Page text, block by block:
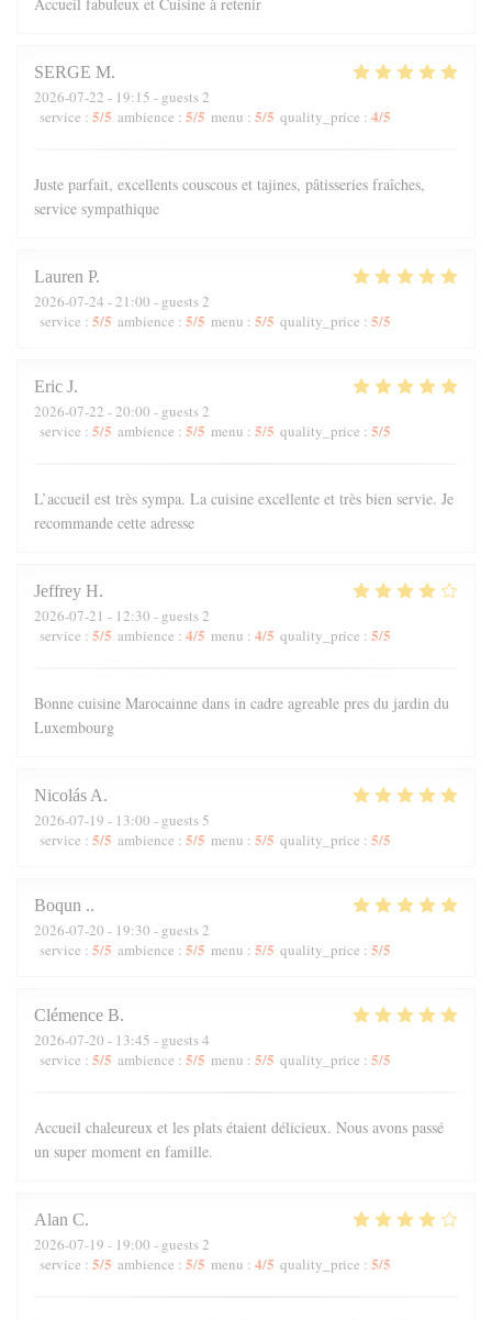
Accueil fabuleux et Cuisine à retenir
SERGE M
2026-07-22 - 19:15 - guests 2
service : 5/5 ambience : 5/5 menu : 5/5 quality_price : 4/5
Juste parfait, excellents couscous et tajines, pâtisseries fraîches,
service sympathique
Lauren P
2026-07-24 - 21:00 - guests 2
service : 5/5 ambience : 5/5 menu : 5/5 quality_price : 5/5
Eric J
2026-07-22 - 20:00 - guests 2
service : 5/5 ambience : 5/5 menu : 5/5 quality_price : 5/5
L’accueil est très sympa. La cuisine excellente et très bien servie. Je
recommande cette adresse
Jeffrey H
2026-07-21 - 12:30 - guests 2
service : 5/5 ambience : 4/5 menu : 4/5 quality_price : 5/5
Bonne cuisine Marocainne dans in cadre agreable pres du jardin du
Luxembourg
Nicolás A
2026-07-19 - 13:00 - guests 5
service : 5/5 ambience : 5/5 menu : 5/5 quality_price : 5/5
Boqun .
2026-07-20 - 19:30 - guests 2
service : 5/5 ambience : 5/5 menu : 5/5 quality_price : 5/5
Clémence B
2026-07-20 - 13:45 - guests 4
service : 5/5 ambience : 5/5 menu : 5/5 quality_price : 5/5
Accueil chaleureux et les plats étaient délicieux. Nous avons passé
un super moment en famille.
Alan C
2026-07-19 - 19:00 - guests 2
service : 5/5 ambience : 5/5 menu : 4/5 quality_price : 5/5